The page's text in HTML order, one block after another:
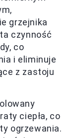
grzejnika
czynność
co
i eliminuje
z zastoju
ciepła, co
ogrzewania.